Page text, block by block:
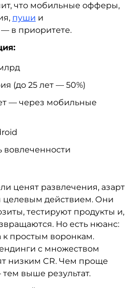
что мобильные офферы,
пуши и
в приоритете.
(до 25 лет — 50%)
— через мобильные
вовлеченности
ценят развлечения, азарт
действием. Они
тестируют продукты и,
Но есть нюанс:
простым воронкам.
с множеством
низким CR. Чем проще
выше результат.